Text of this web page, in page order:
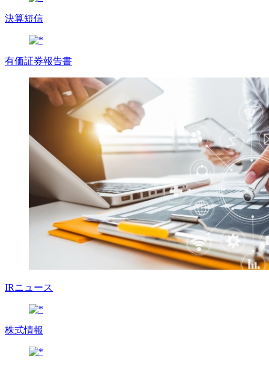
決算短信
有価証券報告書
IRニュース
株式情報